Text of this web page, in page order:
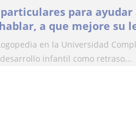
particulares para
a que mejore su
correctamente al
en la Universidad
infantil como retraso...